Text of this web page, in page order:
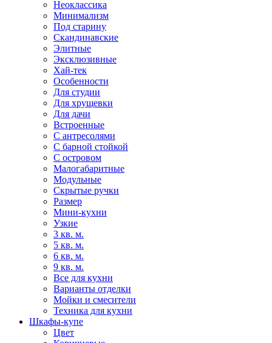
Неоклассика
Минимализм
Под старину
Скандинавские
Элитные
Эксклюзивные
Хай-тек
Особенности
Для студии
Для хрущевки
Для дачи
Встроенные
С антресолями
С барной стойкой
С островом
Малогабаритные
Модульные
Скрытые ручки
Размер
Мини-кухни
Узкие
3 кв. м.
5 кв. м.
6 кв. м.
9 кв. м.
Все для кухни
Варианты отделки
Мойки и смесители
Техника для кухни
Шкафы-купе
Цвет